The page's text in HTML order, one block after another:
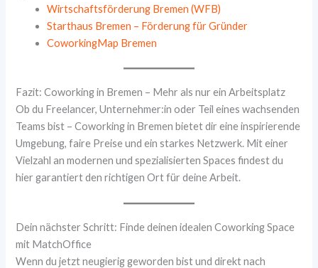
Wirtschaftsförderung Bremen (WFB)
Starthaus Bremen – Förderung für Gründer
CoworkingMap Bremen
Fazit: Coworking in Bremen – Mehr als nur ein Arbeitsplatz
Ob du Freelancer, Unternehmer:in oder Teil eines wachsenden
Teams bist – Coworking in Bremen bietet dir eine inspirierende
Umgebung, faire Preise und ein starkes Netzwerk. Mit einer
Vielzahl an modernen und spezialisierten Spaces findest du
hier garantiert den richtigen Ort für deine Arbeit.
Dein nächster Schritt: Finde deinen idealen Coworking Space
mit MatchOffice
Wenn du jetzt neugierig geworden bist und direkt nach